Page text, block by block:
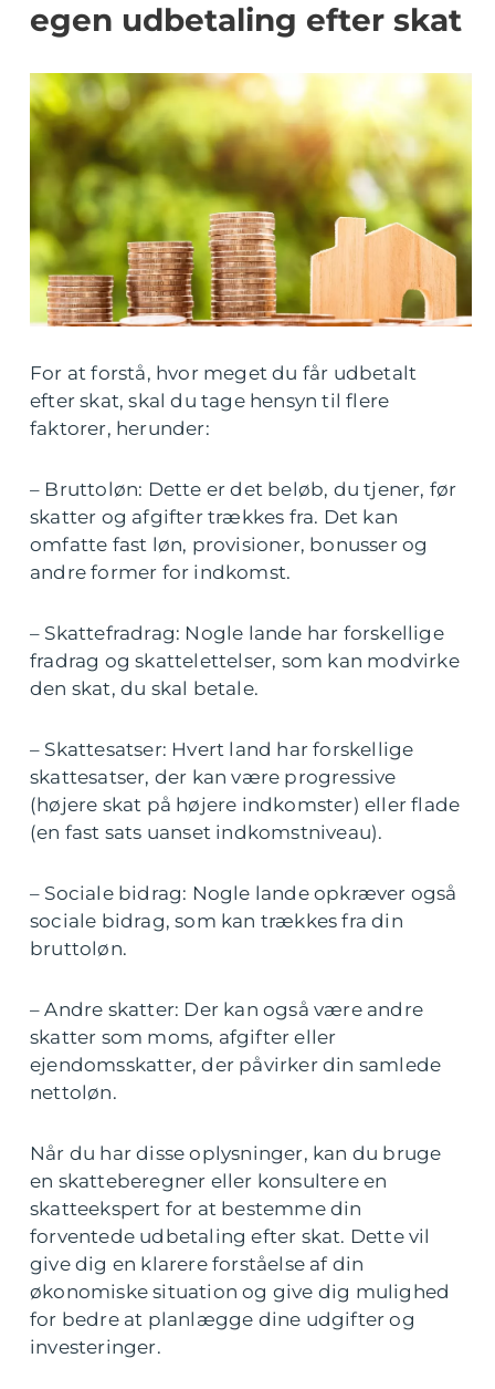
egen udbetaling efter skat
For at forstå, hvor meget du får udbetalt
efter skat, skal du tage hensyn til flere
faktorer, herunder:
– Bruttoløn: Dette er det beløb, du tjener, før
skatter og afgifter trækkes fra. Det kan
omfatte fast løn, provisioner, bonusser og
andre former for indkomst.
– Skattefradrag: Nogle lande har forskellige
fradrag og skattelettelser, som kan modvirke
den skat, du skal betale.
– Skattesatser: Hvert land har forskellige
skattesatser, der kan være progressive
(højere skat på højere indkomster) eller flade
(en fast sats uanset indkomstniveau).
– Sociale bidrag: Nogle lande opkræver også
sociale bidrag, som kan trækkes fra din
bruttoløn.
– Andre skatter: Der kan også være andre
skatter som moms, afgifter eller
ejendomsskatter, der påvirker din samlede
nettoløn.
Når du har disse oplysninger, kan du bruge
en skatteberegner eller konsultere en
skatteekspert for at bestemme din
forventede udbetaling efter skat. Dette vil
give dig en klarere forståelse af din
økonomiske situation og give dig mulighed
for bedre at planlægge dine udgifter og
investeringer.